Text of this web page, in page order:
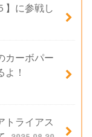
】に参戦し
カーボパー
！
トライアス